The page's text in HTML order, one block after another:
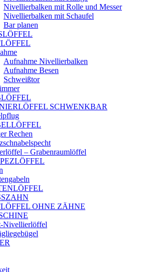
Nivellierbalken mit Rolle und Messer
Nivellierbalken mit Schaufel
Bar planen
Aufnahme Nivellierbalken
Aufnahme Besen
Schweißtor
SCHWENKBAR
Rechen
– Grabenraumlöffel
OHNE ZÄHNE
Nivellierlöffel